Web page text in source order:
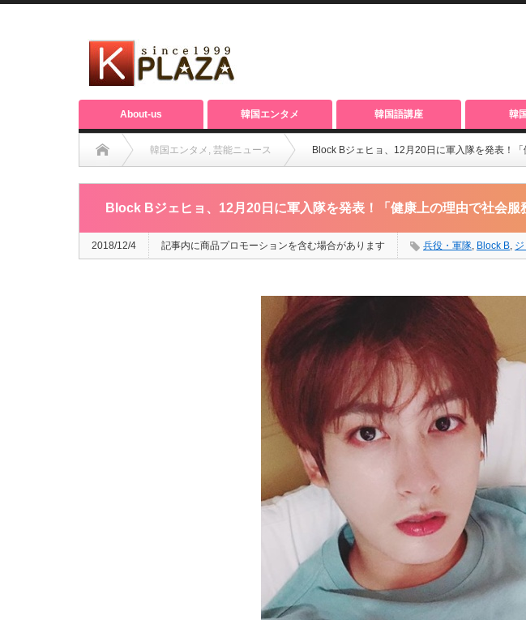
About-us 韓国エンタメ 韓国語講座 韓
韓国エンタメ , 芸能ニュース Block Bジェヒョ、12月20日に軍入隊を発表！
Block Bジェヒョ、12月20日に軍入隊を発表！「健康上の理由で社会服
2018/12/4 記事内に商品プロモーションを含む場合があります 兵役・軍隊, Block B,